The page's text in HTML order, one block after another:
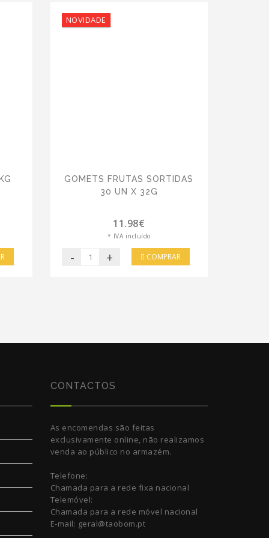
NOVIDADE
GOMETS FRUTAS SORTIDAS
30 UN X 32G
11.98€
* IVA incluído
- + COMPRAR
CONTACTOS
As encomendas são feitas
exclusivamente online, não realizamos
venda ao público no armazém.
Telefone:
Chamada para a rede fixa nacional
Telemóvel:
Chamada para a rede móvel nacional
E-mail: geral@taobom.pt